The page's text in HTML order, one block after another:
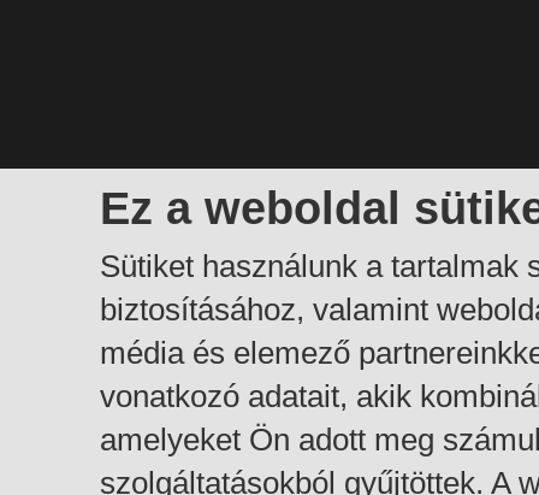
Ez a weboldal
Sütiket használunk a tartalmak
biztosításához, valamint
média és elemező
vonatkozó adatait, akik
amelyeket Ön adott meg
szolgáltatásokból gyűjtöttek. A